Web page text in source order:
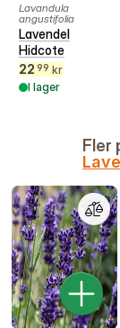
Lavandula
angustifolia
Lavendel
Hidcote
22 99 kr
I lager
Fler